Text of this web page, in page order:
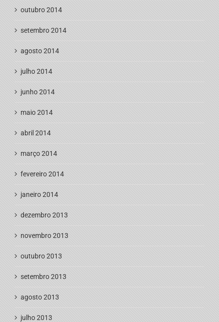
outubro 2014
setembro 2014
agosto 2014
julho 2014
junho 2014
maio 2014
abril 2014
março 2014
fevereiro 2014
janeiro 2014
dezembro 2013
novembro 2013
outubro 2013
setembro 2013
agosto 2013
julho 2013